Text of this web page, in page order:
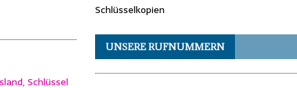
Schlüssel
Schlüsselkopien
UNSERE RUFNUMMERN